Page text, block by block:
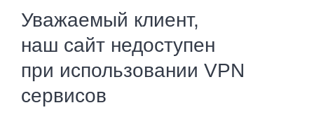
Уважаемый клиент,
наш сайт недоступен
при использовании VPN
сервисов